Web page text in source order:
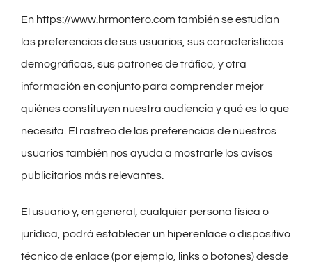
En https://www.hrmontero.com también se estudian
las preferencias de sus usuarios, sus características
demográficas, sus patrones de tráfico, y otra
información en conjunto para comprender mejor
quiénes constituyen nuestra audiencia y qué es lo que
necesita. El rastreo de las preferencias de nuestros
usuarios también nos ayuda a mostrarle los avisos
publicitarios más relevantes.
El usuario y, en general, cualquier persona física o
jurídica, podrá establecer un hiperenlace o dispositivo
técnico de enlace (por ejemplo, links o botones) desde